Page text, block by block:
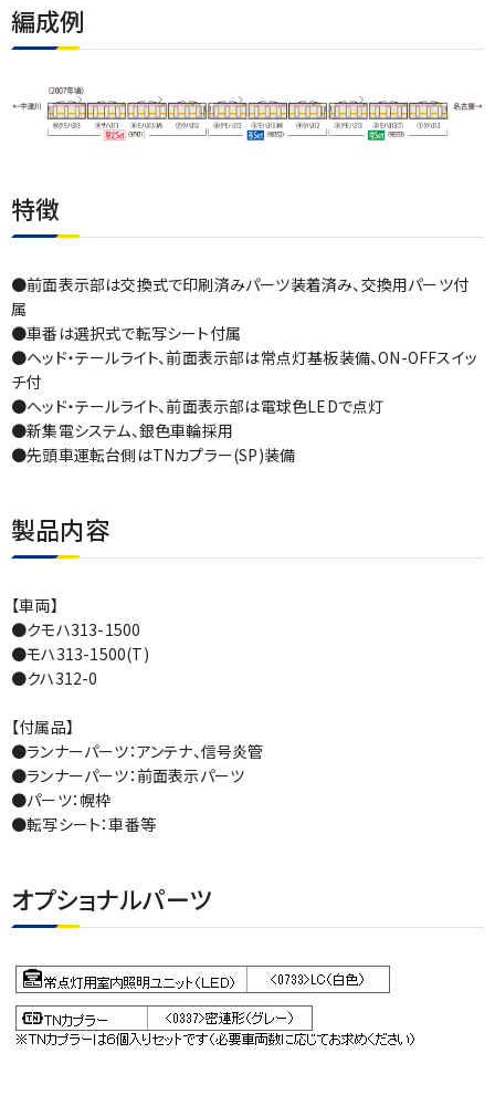
編成例
特徴
●前面表示部は交換式で印刷済みパーツ装着済み、交換用パーツ付
属
●車番は選択式で転写シート付属
●ヘッド・テールライト、前面表示部は常点灯基板装備、ON-OFFスイッ
チ付
●ヘッド・テールライト、前面表示部は電球色LEDで点灯
●新集電システム、銀色車輪採用
●先頭車運転台側はTNカプラー(SP)装備
製品内容
【車両】
●クモハ313-1500
●モハ313-1500(T)
●クハ312-0
【付属品】
●ランナーパーツ：アンテナ、信号炎管
●ランナーパーツ：前面表示パーツ
●パーツ：幌枠
●転写シート：車番等
オプショナルパーツ